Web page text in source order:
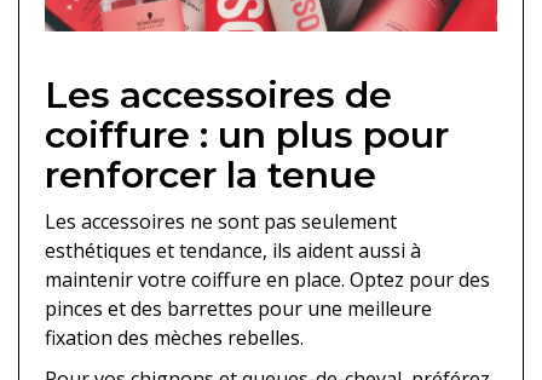
Les accessoires de
coiffure : un plus pour
renforcer la tenue
Les accessoires ne sont pas seulement
esthétiques et tendance, ils aident aussi à
maintenir votre coiffure en place. Optez pour des
pinces et des barrettes pour une meilleure
fixation des mèches rebelles.